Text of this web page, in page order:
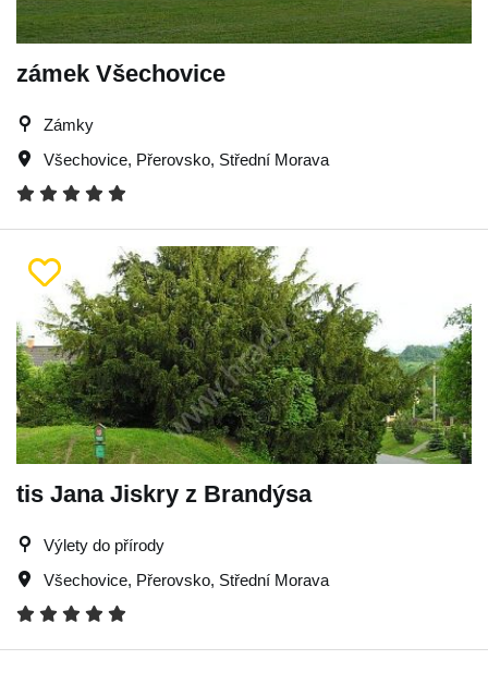
zámek Všechovice
Zámky
Všechovice, Přerovsko, Střední Morava
tis Jana Jiskry z Brandýsa
Výlety do přírody
Všechovice, Přerovsko, Střední Morava